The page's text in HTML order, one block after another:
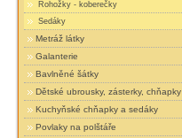
Rohožky - koberečky
Sedáky
Metráž látky
Galanterie
Bavlněné šátky
Dětské ubrousky, zásterky, chňapky
Kuchyňské chňapky a sedáky
Povlaky na polštáře